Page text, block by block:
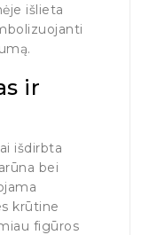
išlieta
ir
išdirbta
bei
krūtine
figūros